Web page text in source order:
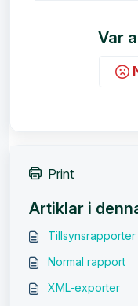
Var
Print
Artiklar i
Tillsynsrapporter
Normal rapport
XML-exporter